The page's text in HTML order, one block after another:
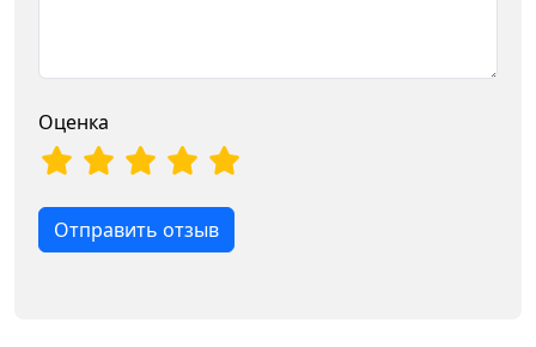
Оценка
Отправить отзыв